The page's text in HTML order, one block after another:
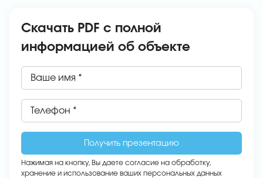
Скачать PDF с полной
информацией об объекте
Ваше имя *
Телефон *
Нажимая на кнопку, Вы даете согласие на обработку,
хранение и использование ваших персональных данных